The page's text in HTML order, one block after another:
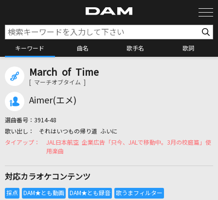
キーワード 曲名 歌手名 歌詞
カラオケ検索
カラオケリクエスト
全国りれき
リアルタイムで歌われている曲の一覧
March of Time
[ マーチオブタイム ]
Aimer(エメ)
選曲番号： 3914-48
それはいつもの帰り道 ふいに
JAL日本航空 企業広告「只今、JALで移動中。3月の校庭篇」使
用楽曲
対応カラオケコンテンツ